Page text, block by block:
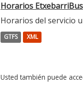
Horarios EtxebarriBus
Horarios del servicio
GTFS XML
Usted también puede